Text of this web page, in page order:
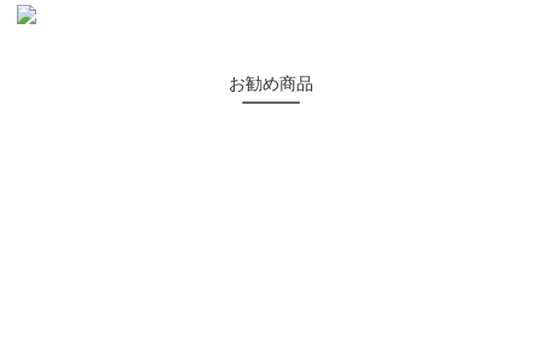
お勧め商品